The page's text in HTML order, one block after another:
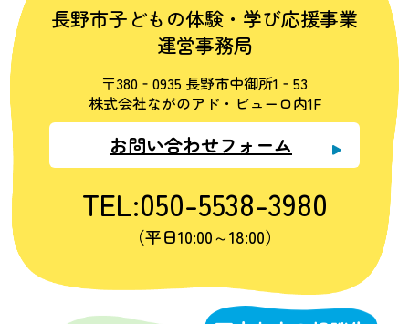
長野市子どもの体験・学び応援事業
運営事務局
〒380‐0935 長野市中御所1‐53
株式会社ながのアド・ビューロ内1F
お問い合わせフォーム
TEL:050-5538-3980
（平日10:00～18:00）